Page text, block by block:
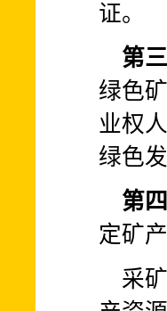
证。
第
绿色
业权
绿色发
第
定矿
采